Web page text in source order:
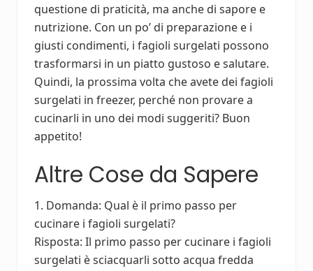
questione di praticità, ma anche di sapore e
nutrizione. Con un po’ di preparazione e i
giusti condimenti, i fagioli surgelati possono
trasformarsi in un piatto gustoso e salutare.
Quindi, la prossima volta che avete dei fagioli
surgelati in freezer, perché non provare a
cucinarli in uno dei modi suggeriti? Buon
appetito!
Altre Cose da Sapere
1. Domanda: Qual è il primo passo per
cucinare i fagioli surgelati?
Risposta: Il primo passo per cucinare i fagioli
surgelati è sciacquarli sotto acqua fredda